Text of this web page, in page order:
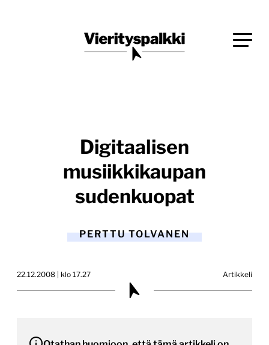
Vierityspalkki.fi
Digitaalisen
musiikkikaupan
sudenkuopat
PERTTU TOLVANEN
22.12.2008 | klo 17.27 Artikkeli